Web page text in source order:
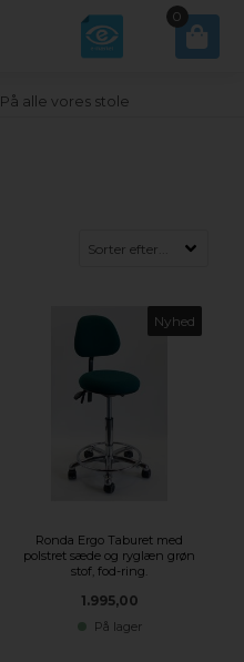
0
På alle vores stole
Nyhed
Ronda Ergo Taburet med
polstret sæde og ryglæn grøn
stof, fod-ring.
1.995,00
På lager